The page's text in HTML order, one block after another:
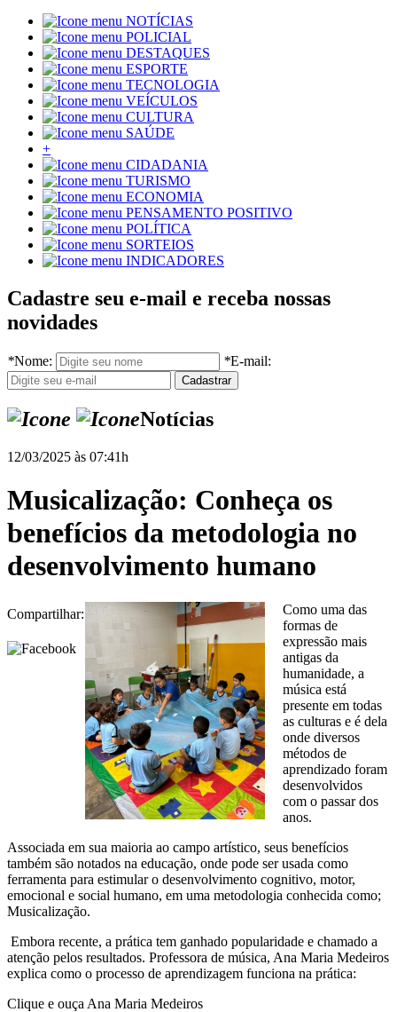
NOTÍCIAS
POLICIAL
DESTAQUES
ESPORTE
TECNOLOGIA
VEÍCULOS
CULTURA
SAÚDE
+
CIDADANIA
TURISMO
ECONOMIA
PENSAMENTO POSITIVO
POLÍTICA
SORTEIOS
INDICADORES
Cadastre seu e-mail e receba nossas
novidades
*Nome: *E-mail:
Notícias
12/03/2025 às 07:41h
Musicalização: Conheça os
benefícios da metodologia no
desenvolvimento humano
Compartilhar:
Como uma das
formas de
expressão mais
antigas da
humanidade, a
música está
presente em todas
as culturas e é dela
onde diversos
métodos de
aprendizado foram
desenvolvidos
com o passar dos
anos.
Associada em sua maioria ao campo artístico, seus benefícios
também são notados na educação, onde pode ser usada como
ferramenta para estimular o desenvolvimento cognitivo, motor,
emocional e social humano, em uma metodologia conhecida como;
Musicalização.
Embora recente, a prática tem ganhado popularidade e chamado a
atenção pelos resultados. Professora de música, Ana Maria Medeiros
explica como o processo de aprendizagem funciona na prática:
Clique e ouça Ana Maria Medeiros